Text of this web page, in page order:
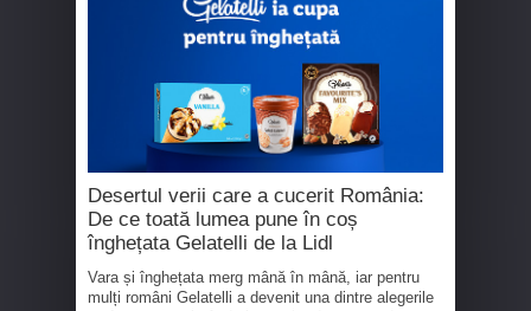
Desertul verii care a cucerit România:
De ce toată lumea pune în coș
înghețata Gelatelli de la Lidl
Vara și înghețata merg mână în mână, iar pentru
mulți români Gelatelli a devenit una dintre alegerile